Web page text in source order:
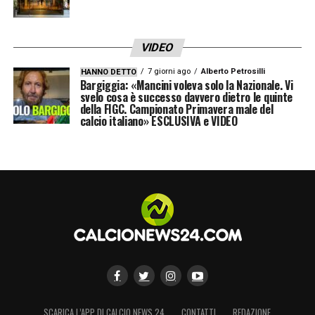
voce autorevole del calcio internazionale.
LEGGI LE ULTIMISSIME DELLA SERIE A
LA PLAYLIST DELLE NOSTRE TOP NEWS
VIDEO
HANNO DETTO 7 giorni ago Alberto Petrosilli
Bargiggia: «Mancini voleva solo la Nazionale. Vi
svelo cosa è successo davvero dietro le quinte
della FIGC. Campionato Primavera male del
calcio italiano» ESCLUSIVA e VIDEO